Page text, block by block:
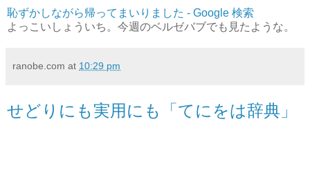
恥ずかしながら帰ってまいりました - Google 検索
よっこいしょういち。今週のベルゼバブでも見たような。
ranobe.com at 10:29 pm
せどりにも実用にも「てにをは辞典」